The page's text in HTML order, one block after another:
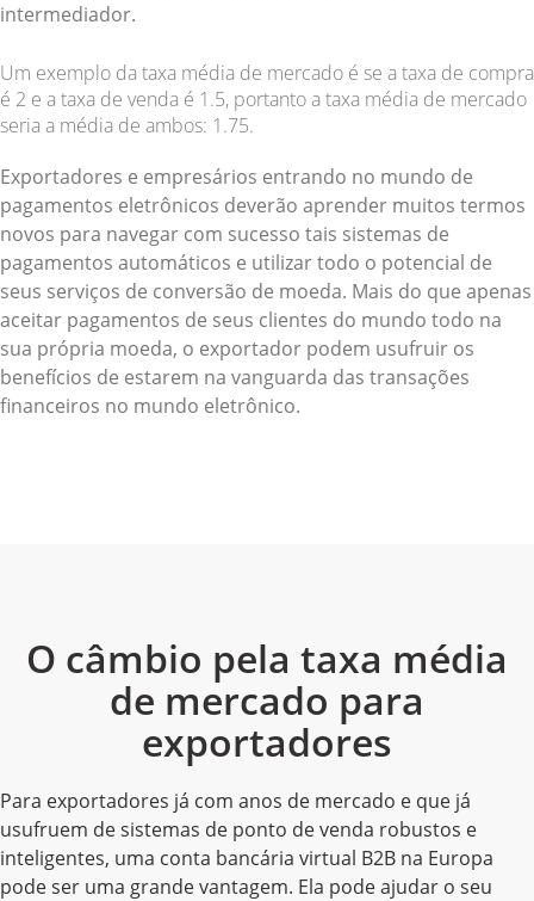
intermediador.
Um exemplo da taxa média de mercado é se a taxa de compra
é 2 e a taxa de venda é 1.5, portanto a taxa média de mercado
seria a média de ambos: 1.75.
Exportadores e empresários entrando no mundo de
pagamentos eletrônicos deverão aprender muitos termos
novos para navegar com sucesso tais sistemas de
pagamentos automáticos e utilizar todo o potencial de
seus serviços de conversão de moeda. Mais do que apenas
aceitar pagamentos de seus clientes do mundo todo na
sua própria moeda, o exportador podem usufruir os
benefícios de estarem na vanguarda das transações
financeiros no mundo eletrônico.
O câmbio pela taxa média
de mercado para
exportadores
Para exportadores já com anos de mercado e que já
usufruem de sistemas de ponto de venda robustos e
inteligentes, uma conta bancária virtual B2B na Europa
pode ser uma grande vantagem. Ela pode ajudar o seu